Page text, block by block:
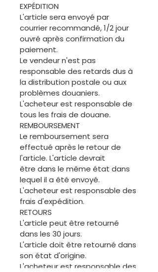
EXPÉDITION
L'article sera envoyé par
courrier recommandé, 1/2 jour
ouvré après confirmation du
paiement.
Le vendeur n'est pas
responsable des retards dus à
la distribution postale ou aux
problèmes douaniers.
L'acheteur est responsable de
tous les frais de douane.
REMBOURSEMENT
Le remboursement sera
effectué après le retour de
l'article. L'article devrait
être dans le même état dans
lequel il a été envoyé.
L'acheteur est responsable des
frais d'expédition.
RETOURS
L'article peut être retourné
dans les 30 jours.
L'article doit être retourné dans
son état d'origine.
L'acheteur est responsable des